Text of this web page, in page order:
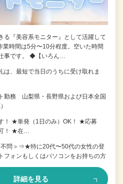
る『美容系モニター』として活躍して
業時間は5分〜10分程度。空いた時間
事です。 ◆【いろん…
、最短で当日のうちに受け取れま
勤務 山梨県・長野県および日本全国
！ ★単発（1日のみ）OK！ ★応募
！ ★在…
不問＞⇒★特に20代〜50代の女性の登
ォンもしくはパソコンをお持ちの方
詳細を見る